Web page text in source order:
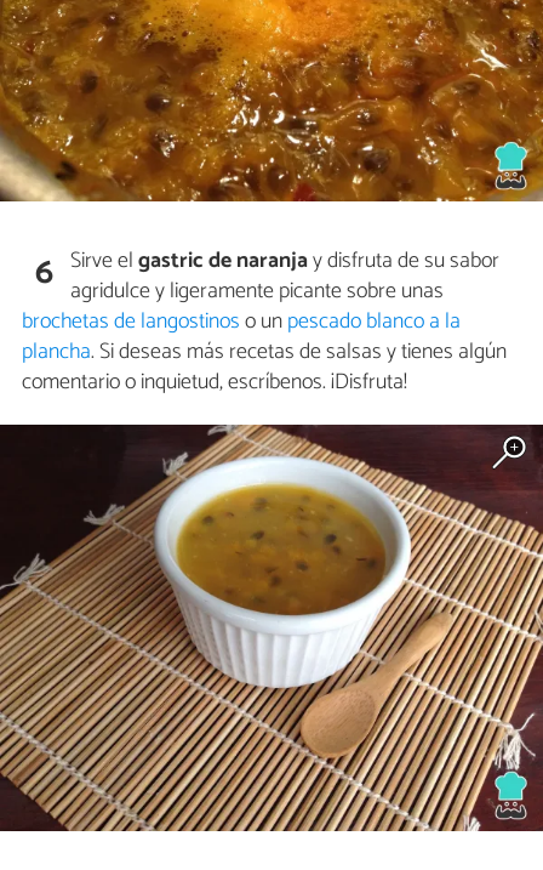
6 Sirve elgastric de naranjay disfruta de su sabor
agridulce y ligeramente picante sobre unas
brochetas de langostinoso unpescado blanco a la
plancha. Si deseas más recetas de salsas y tienes algún
comentario o inquietud, escríbenos. ¡Disfruta!